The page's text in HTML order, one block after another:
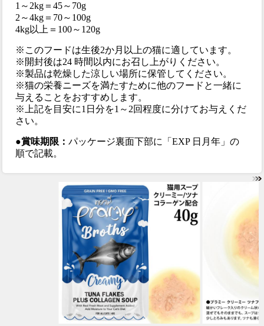
1～2kg＝45～70g
2～4kg＝70～100g
4kg以上＝100～120g
※このフードは生後2か月以上の猫に適しています。
※開封後は24 時間以内にお召し上がりください。
※製品は乾燥した涼しい場所に保管してください。
※猫の栄養ニーズを満たすために他のフードと一緒に
与えることをおすすめします。
※上記を目安に1日分を1～2回程度に分けてお与えくだ
さい。
●賞味期限：パッケージ裏面下部に「EXP 日月年」の
順で記載。